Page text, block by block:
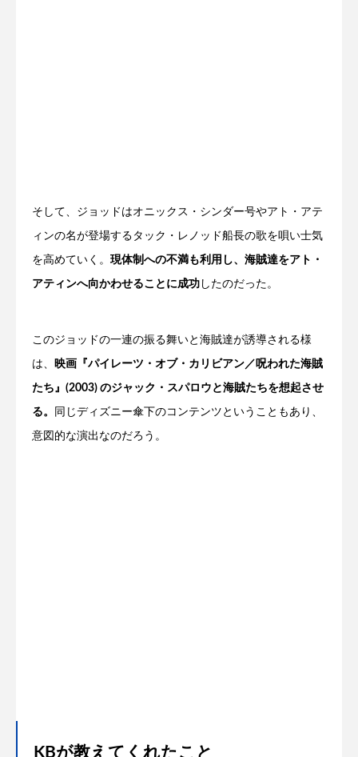
そして、ジョッドはオニックス・シンダー号やアト・アテ
ィンの名が登場するタック・レノッド船長の歌を唄い士気
を高めていく。 現体制への不満も利用し、海賊達をアト・
アティンへ向かわせることに成功 したのだった。
このジョッドの一連の振る舞いと海賊達が誘導される様
は、 映画『パイレーツ・オブ・カリビアン／呪われた海賊
たち』(2003) のジャック・スパロウと海賊たちを想起させ
る。 同じディズニー傘下のコンテンツということもあり、
意図的な演出なのだろう。
KBが教えてくれたこと